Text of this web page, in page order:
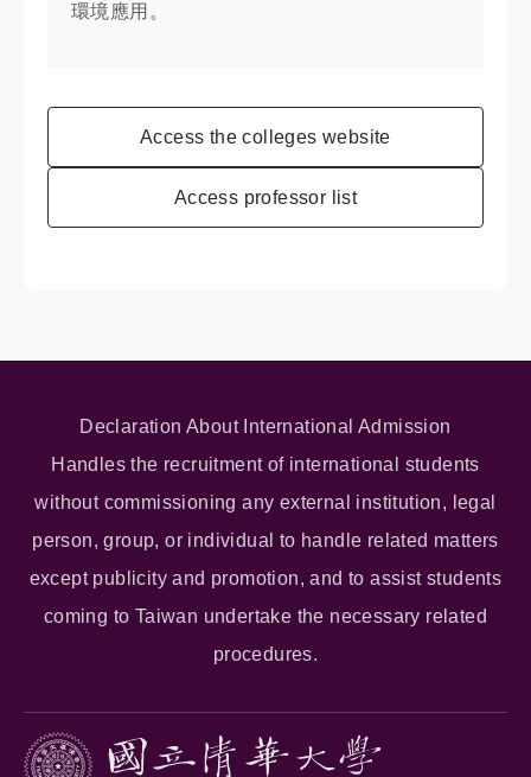
環境應用。
Access the colleges website
Access professor list
Declaration About International Admission
Handles the recruitment of international students
without commissioning any external institution, legal
person, group, or individual to handle related matters
except publicity and promotion, and to assist students
coming to Taiwan undertake the necessary related
procedures.